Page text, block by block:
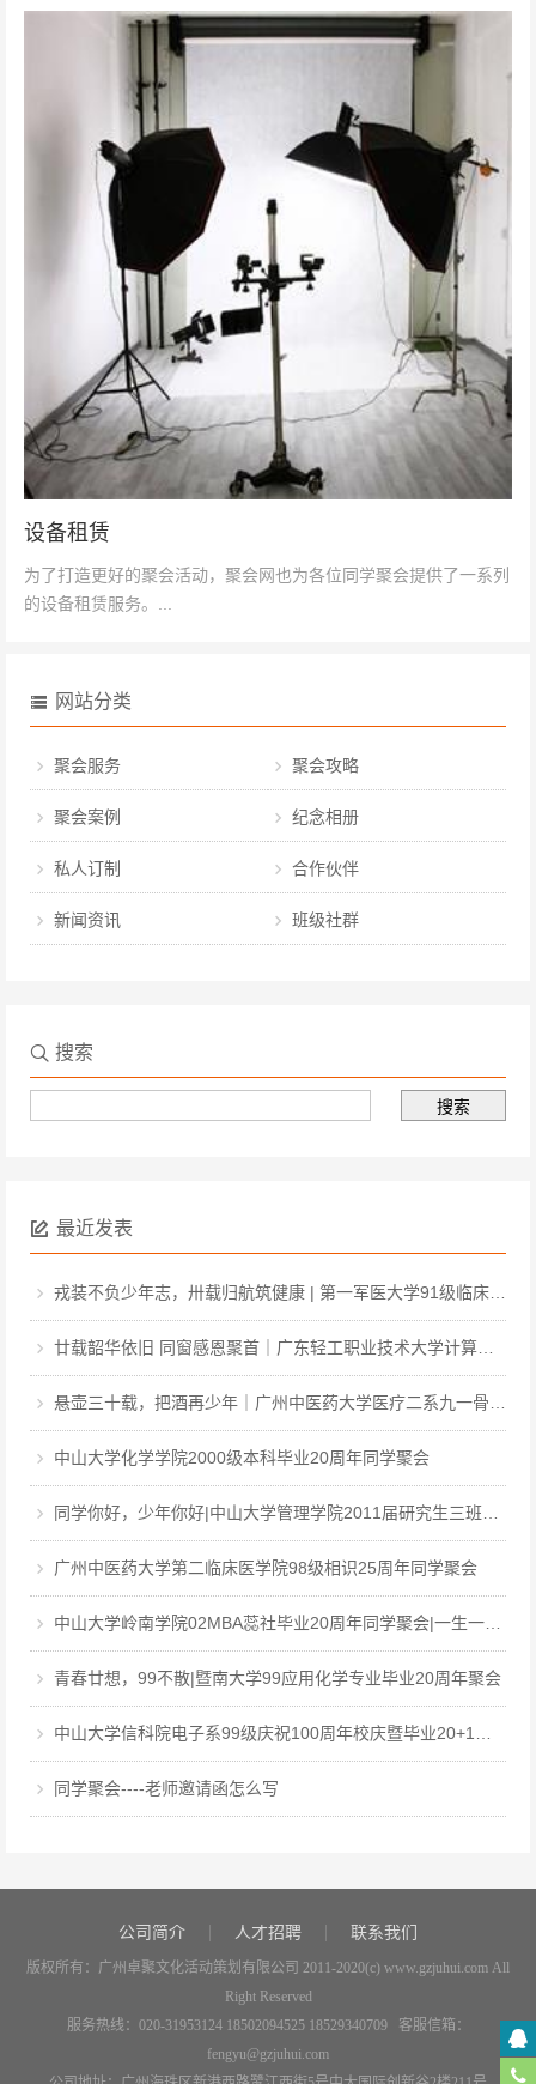
设备租赁
为了打造更好的聚会活动，聚会网也为各位同学聚会提供了一系列
的设备租赁服务。...
网站分类
聚会服务 聚会攻略
聚会案例 纪念相册
私人订制 合作伙伴
新闻资讯 班级社群
搜索
最近发表
戎装不负少年志，卅载归航筑健康 | 第一军医大学91级临床·中医·医工本科毕业三十周年聚会
廿载韶华依旧 同窗感恩聚首｜广东轻工职业技术大学计算机软件031班毕业二十周年聚会
悬壶三十载，把酒再少年｜广州中医药大学医疗二系九一骨伤毕业三十周年聚会
中山大学化学学院2000级本科毕业20周年同学聚会
同学你好，少年你好|中山大学管理学院2011届研究生三班毕业12周年同学聚会
广州中医药大学第二临床医学院98级相识25周年同学聚会
中山大学岭南学院02MBA蕊社毕业20周年同学聚会|一生一世，中大百年回眸，岭南廿载聚首
青春廿想，99不散|暨南大学99应用化学专业毕业20周年聚会
中山大学信科院电子系99级庆祝100周年校庆暨毕业20+1周年聚会
同学聚会----老师邀请函怎么写
公司简介 人才招聘 联系我们
版权所有：广州卓聚文化活动策划有限公司 2011-2020(c) www.gzjuhui.com All
Right Reserved
服务热线：020-31953124 18502094525 18529340709 客服信箱：
fengyu@gzjuhui.com